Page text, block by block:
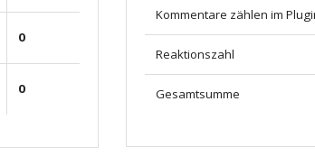
0
0
Kommentare zählen im
Reaktionszahl
Gesamtsumme